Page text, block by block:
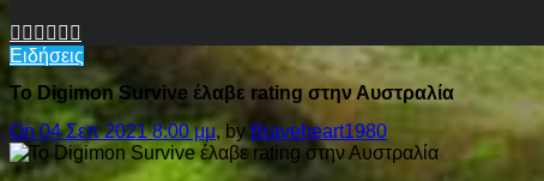
Ειδήσεις
To Digimon Survive έλαβε rating στην Αυστραλία
On 04 Σεπ 2021 8:00 μμ, by Braveheart1980